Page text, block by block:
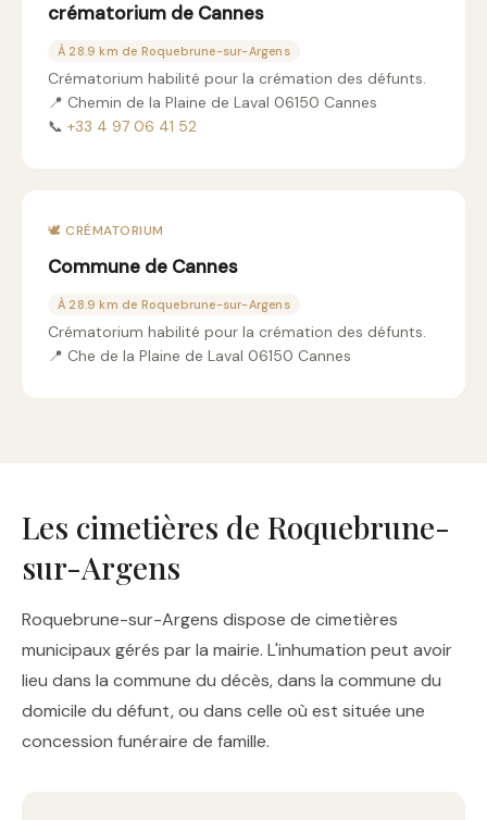
crématorium de Cannes
À 28.9 km de Roquebrune-sur-Argens
Crématorium habilité pour la crémation des défunts.
📍 Chemin de la Plaine de Laval 06150 Cannes
📞 +33 4 97 06 41 52
🕊️ CRÉMATORIUM
Commune de Cannes
À 28.9 km de Roquebrune-sur-Argens
Crématorium habilité pour la crémation des défunts.
📍 Che de la Plaine de Laval 06150 Cannes
Les cimetières de Roquebrune-
sur-Argens
Roquebrune-sur-Argens dispose de cimetières
municipaux gérés par la mairie. L'inhumation peut avoir
lieu dans la commune du décès, dans la commune du
domicile du défunt, ou dans celle où est située une
concession funéraire de famille.